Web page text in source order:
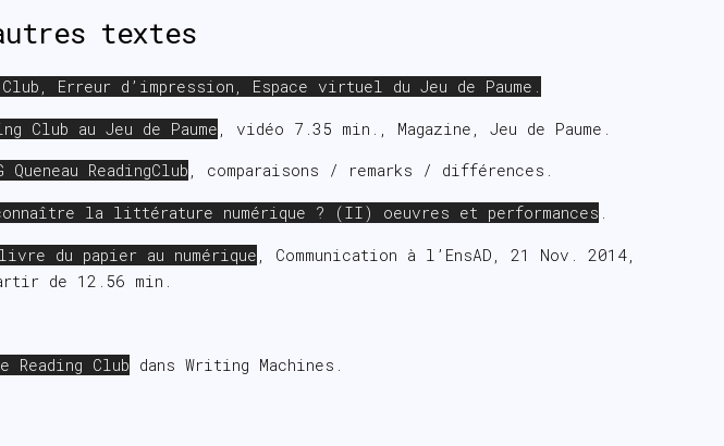
textes
Club, Erreur d’impression, Espace virtuel du Jeu de Paume.
Club au Jeu de Paume , vidéo 7.35 min., Magazine, Jeu de Paume.
Queneau ReadingClub , comparaisons / remarks / différences.
la littérature numérique ? (II) oeuvres et performances .
du papier au numérique , Communication à l’EnsAD, 21 Nov. 2014,
de 12.56 min.
Club dans Writing Machines.